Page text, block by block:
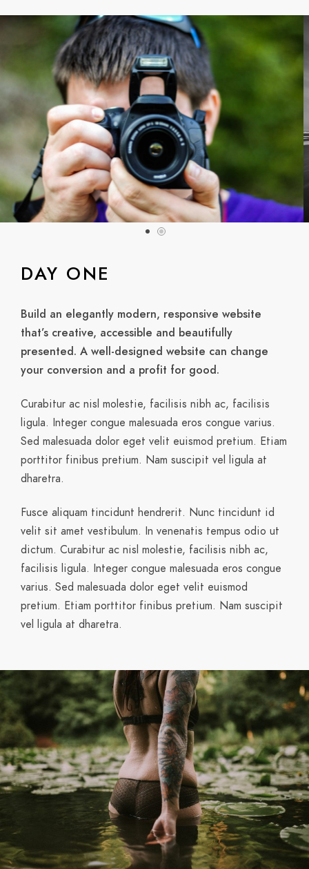
DAY ONE
Build an elegantly modern, responsive website
that’s creative, accessible and beautifully
presented. A well-designed website can change
Curabitur ac nisl molestie, facilisis nibh ac, facilisis
ligula. Integer congue malesuada eros congue varius.
Sed malesuada dolor eget velit euismod pretium. Etiam
porttitor finibus pretium. Nam suscipit vel ligula at
Fusce aliquam tincidunt hendrerit. Nunc tincidunt id
velit sit amet vestibulum. In venenatis tempus odio ut
dictum. Curabitur ac nisl molestie, facilisis nibh ac,
facilisis ligula. Integer congue malesuada eros congue
varius. Sed malesuada dolor eget velit euismod
pretium. Etiam porttitor finibus pretium. Nam suscipit